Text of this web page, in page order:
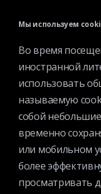
Мы используем
Во время
иностранной литературы
использовать
называемую cookie. Файлы cookie
собой
временно сохраняются на вашем
или мобильном
более эффективную
просматривать